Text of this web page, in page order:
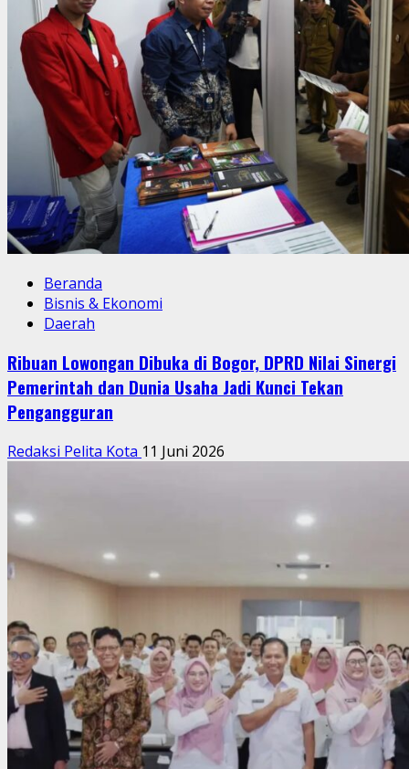
Beranda
Bisnis & Ekonomi
Daerah
Ribuan Lowongan Dibuka di Bogor, DPRD Nilai Sinergi
Pemerintah dan Dunia Usaha Jadi Kunci Tekan
Pengangguran
Redaksi Pelita Kota 11 Juni 2026